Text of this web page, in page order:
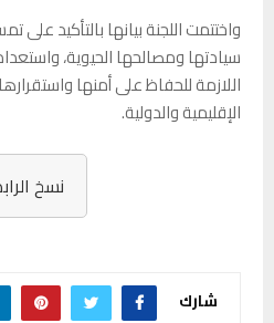
واختتمت اللجنة بيانها بالتأكيد
سيادتها ومصالحها الحيوية،
اللازمة للحفاظ على أمنها
الإقليمية والدولية.
نسخ
شارك